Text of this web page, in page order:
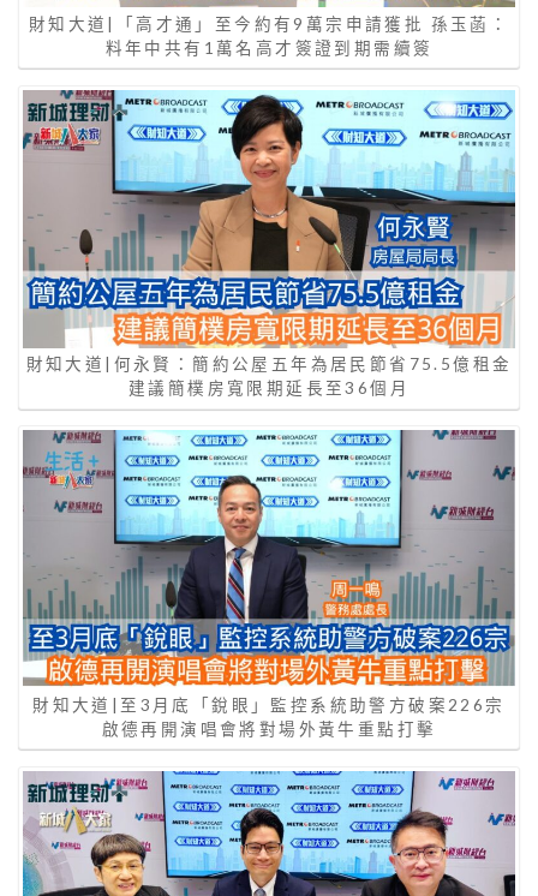
財知大道|「高才通」至今約有9萬宗申請獲批 孫玉菡：
料年中共有1萬名高才簽證到期需續簽
財知大道|何永賢：簡約公屋五年為居民節省75.5億租金
建議簡樸房寬限期延長至36個月
財知大道|至3月底「銳眼」監控系統助警方破案226宗
啟德再開演唱會將對場外黃牛重點打擊